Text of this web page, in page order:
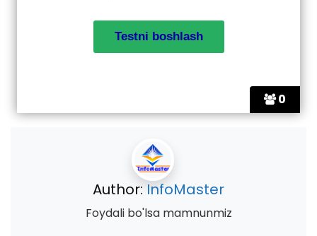
0
Author: InfoMaster
Foydali bo'lsa mamnunmiz